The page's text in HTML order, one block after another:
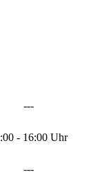
---
- 16:00 Uhr
---